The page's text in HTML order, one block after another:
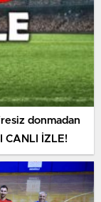
donmadan
CANLI İZLE!